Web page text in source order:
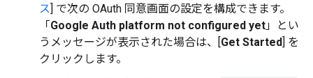
ス ] で次の OAuth 同意画面の設定を構成できます。
「 Google Auth platform not configured yet」とい
うメッセージが表示された場合は、[ Get Started ] を
クリックします。